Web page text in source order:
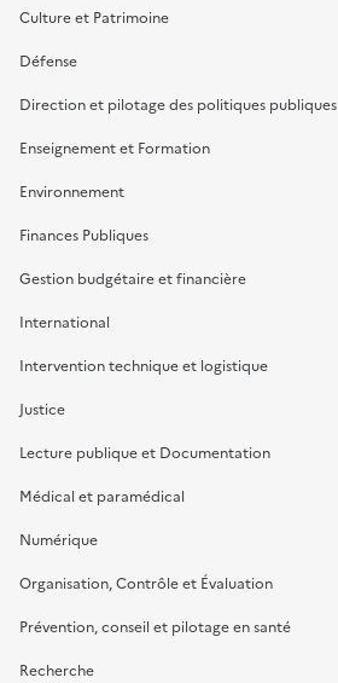
Culture et Patrimoine
Défense
Direction et pilotage des politiques publiques
Enseignement et Formation
Environnement
Finances Publiques
Gestion budgétaire et financière
International
Intervention technique et logistique
Justice
Lecture publique et Documentation
Médical et paramédical
Numérique
Organisation, Contrôle et Évaluation
Prévention, conseil et pilotage en santé
Recherche